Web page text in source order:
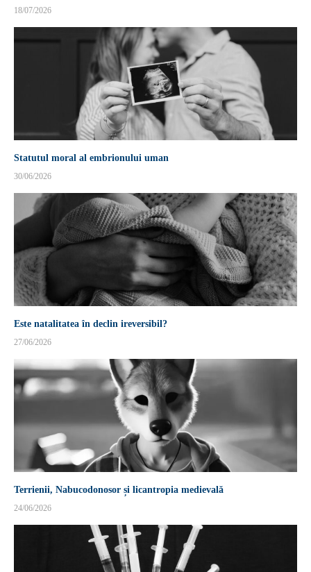
18/07/2026
Statutul moral al embrionului uman
30/06/2026
Este natalitatea în declin ireversibil?
27/06/2026
Terrienii, Nabucodonosor și licantropia medievală
24/06/2026